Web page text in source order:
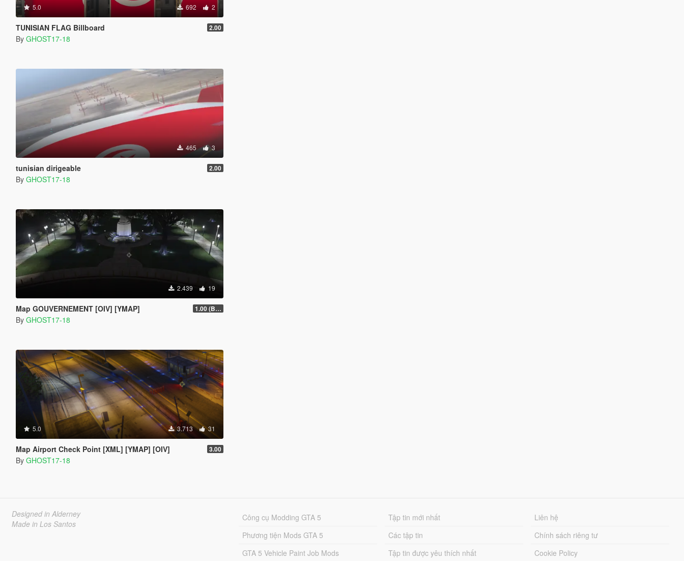
5.0 692 2
TUNISIAN FLAG Billboard 2.00
By GHOST17-18
465 3
tunisian dirigeable 2.00
By GHOST17-18
2.439 19
Map GOUVERNEMENT [OIV] [YMAP] 1.00 (BETA)
By GHOST17-18
5.0 3.713 31
Map Airport Check Point [XML] [YMAP] [OIV] 3.00
By GHOST17-18
Designed in Alderney
Made in Los Santos
Công cụ Modding GTA 5
Phương tiện Mods GTA 5
GTA 5 Vehicle Paint Job Mods
Tập tin mới nhất
Các tập tin
Tập tin được yêu thích nhất
Liên hệ
Chính sách riêng tư
Cookie Policy